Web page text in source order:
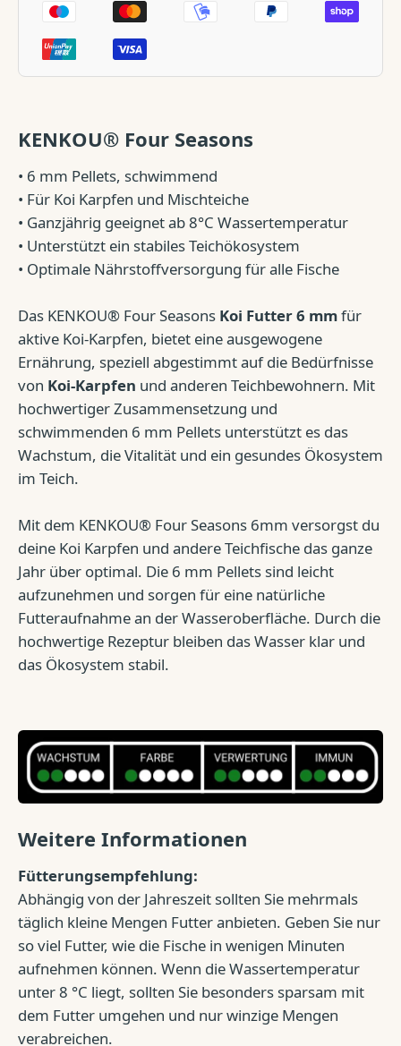
KENKOU® Four Seasons
• 6 mm Pellets, schwimmend
• Für Koi Karpfen und Mischteiche
• Ganzjährig geeignet ab 8°C Wassertemperatur
• Unterstützt ein stabiles Teichökosystem
• Optimale Nährstoffversorgung für alle Fische
Das KENKOU® Four Seasons Koi Futter 6 mmfür
aktive Koi-Karpfen, bietet eine ausgewogene
Ernährung, speziell abgestimmt auf die Bedürfnisse
von Koi-Karpfen und anderen Teichbewohnern. Mit
hochwertiger Zusammensetzung und
schwimmenden 6 mm Pellets unterstützt es das
Wachstum, die Vitalität und ein gesundes Ökosystem
im Teich.
Mit dem KENKOU® Four Seasons 6mm versorgst du
deine Koi Karpfen und andere Teichfische das ganze
Jahr über optimal. Die 6 mm Pellets sind leicht
aufzunehmen und sorgen für eine natürliche
Futteraufnahme an der Wasseroberfläche. Durch die
hochwertige Rezeptur bleiben das Wasser klar und
das Ökosystem stabil.
Weitere Informationen
Fütterungsempfehlung:
Abhängig von der Jahreszeit sollten Sie mehrmals
täglich kleine Mengen Futter anbieten. Geben Sie nur
so viel Futter, wie die Fische in wenigen Minuten
aufnehmen können. Wenn die Wassertemperatur
unter 8 °C liegt, sollten Sie besonders sparsam mit
dem Futter umgehen und nur winzige Mengen
verabreichen.